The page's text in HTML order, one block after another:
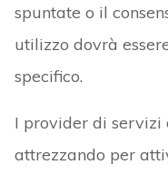
spuntate o il
utilizzo dovrà
specifico.
I provider di servizi
attrezzando per